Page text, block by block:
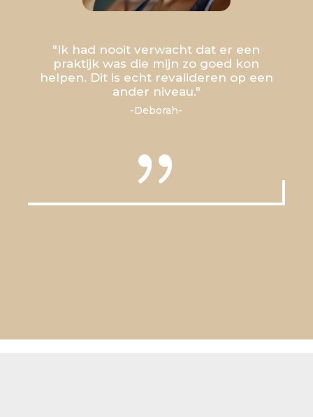
"Ik had nooit verwacht dat er een
praktijk was die mijn zo goed kon
helpen. Dit is echt revalideren op een
ander niveau."
-Deborah-
{